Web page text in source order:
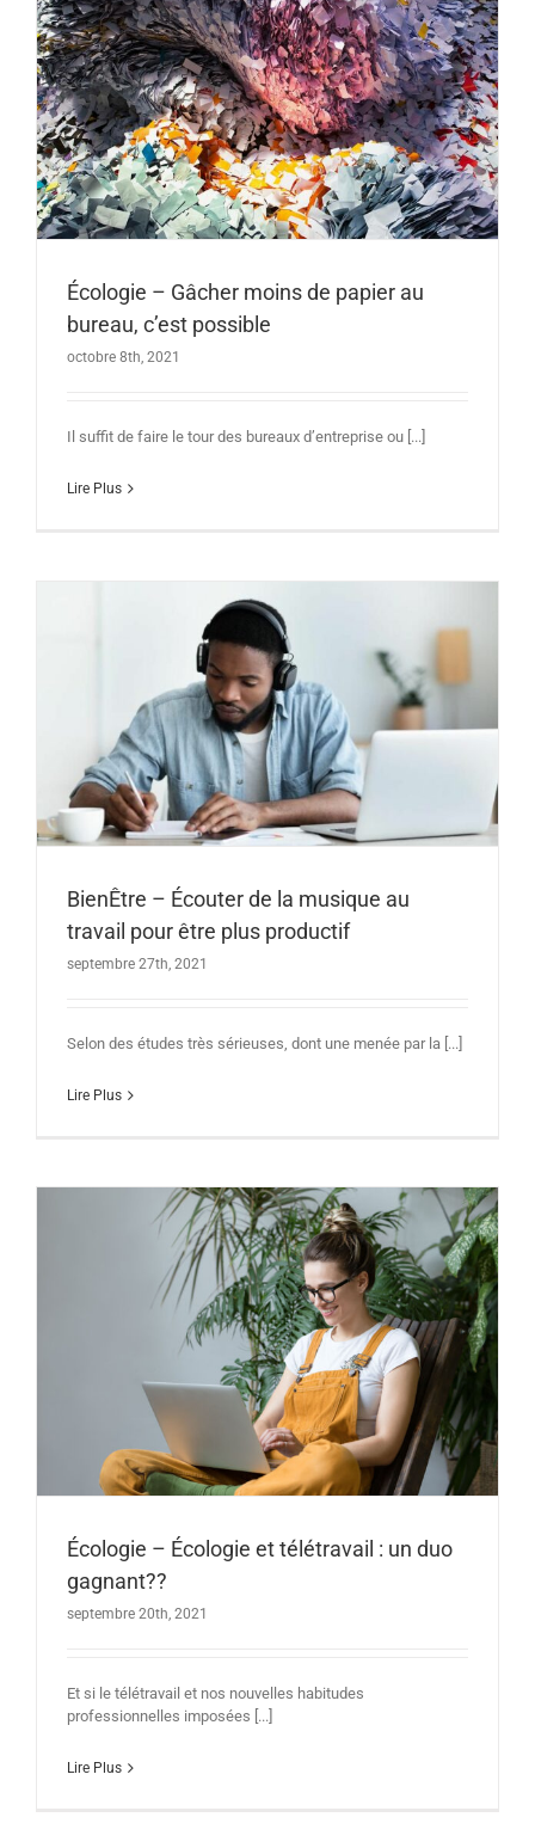
Écologie – Gâcher moins de papier au
bureau, c’est possible
octobre 8th, 2021
Il suffit de faire le tour des bureaux d’entreprise ou [...]
Lire Plus
BienÊtre – Écouter de la musique au
travail pour être plus productif
septembre 27th, 2021
Selon des études très sérieuses, dont une menée par la [...]
Lire Plus
Écologie – Écologie et télétravail : un duo
gagnant??
septembre 20th, 2021
Et si le télétravail et nos nouvelles habitudes
professionnelles imposées [...]
Lire Plus